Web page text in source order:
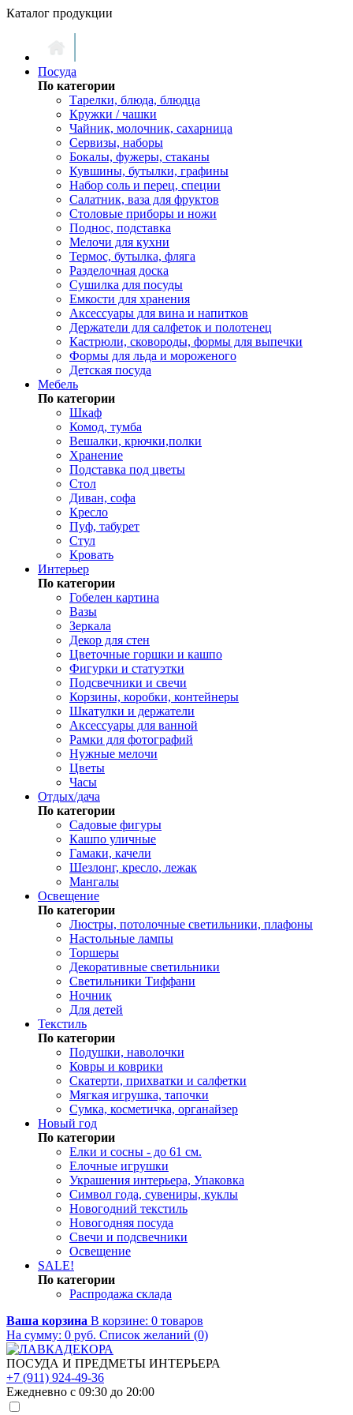
Каталог продукции
Посуда
По категории
Тарелки, блюда, блюдца
Кружки / чашки
Чайник, молочник, сахарница
Сервизы, наборы
Бокалы, фужеры, стаканы
Кувшины, бутылки, графины
Набор соль и перец, специи
Салатник, ваза для фруктов
Столовые приборы и ножи
Поднос, подставка
Мелочи для кухни
Термос, бутылка, фляга
Разделочная доска
Сушилка для посуды
Емкости для хранения
Аксессуары для вина и напитков
Держатели для салфеток и полотенец
Кастрюли, сковороды, формы для выпечки
Формы для льда и мороженого
Детская посуда
Мебель
По категории
Шкаф
Комод, тумба
Вешалки, крючки,полки
Хранение
Подставка под цветы
Стол
Диван, софа
Кресло
Пуф, табурет
Стул
Кровать
Интерьер
По категории
Гобелен картина
Вазы
Зеркала
Декор для стен
Цветочные горшки и кашпо
Фигурки и статуэтки
Подсвечники и свечи
Корзины, коробки, контейнеры
Шкатулки и держатели
Аксессуары для ванной
Рамки для фотографий
Нужные мелочи
Цветы
Часы
Отдых/дача
По категории
Садовые фигуры
Кашпо уличные
Гамаки, качели
Шезлонг, кресло, лежак
Мангалы
Освещение
По категории
Люстры, потолочные светильники, плафоны
Настольные лампы
Торшеры
Декоративные светильники
Светильники Тиффани
Ночник
Для детей
Текстиль
По категории
Подушки, наволочки
Ковры и коврики
Скатерти, прихватки и салфетки
Мягкая игрушка, тапочки
Сумка, косметичка, органайзер
Новый год
По категории
Елки и сосны - до 61 см.
Елочные игрушки
Украшения интерьера, Упаковка
Символ года, сувениры, куклы
Новогодний текстиль
Новогодняя посуда
Свечи и подсвечники
Освещение
SALE!
По категории
Распродажа склада
Ваша корзина В корзине: 0 товаров
На сумму: 0 руб. Список желаний (0)
ПОСУДА И ПРЕДМЕТЫ ИНТЕРЬЕРА
+7 (911) 924-49-36
Ежедневно с 09:30 до 20:00